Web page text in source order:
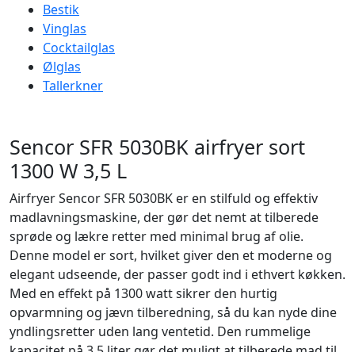
Bestik
Vinglas
Cocktailglas
Ølglas
Tallerkner
Sencor SFR 5030BK airfryer sort
1300 W 3,5 L
Airfryer Sencor SFR 5030BK er en stilfuld og effektiv
madlavningsmaskine, der gør det nemt at tilberede
sprøde og lækre retter med minimal brug af olie.
Denne model er sort, hvilket giver den et moderne og
elegant udseende, der passer godt ind i ethvert køkken.
Med en effekt på 1300 watt sikrer den hurtig
opvarmning og jævn tilberedning, så du kan nyde dine
yndlingsretter uden lang ventetid. Den rummelige